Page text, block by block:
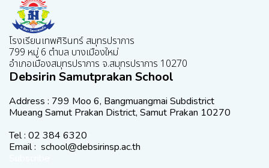
โรงเรียนเทพศิรินทร์ สมุทรปราการ
799 หมู่ 6 ตำบล บางเมืองใหม่
อำเภอเมืองสมุทรปราการ จ.สมุทรปราการ 10270
Debsirin Samutprakan School
Address : 799 Moo 6, Bangmuangmai Subdistrict
Mueang Samut Prakan District, Samut Prakan 10270
Tel : 02 384 6320
Email : school@debsirinsp.ac.th